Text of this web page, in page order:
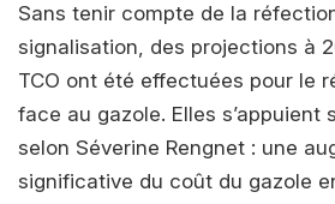
Sans tenir compte de la
signalisation, des projections à
TCO ont été effectuées pour le
face au gazole. Elles s’appuient
selon Séverine Rengnet : une
significative du coût du gazole